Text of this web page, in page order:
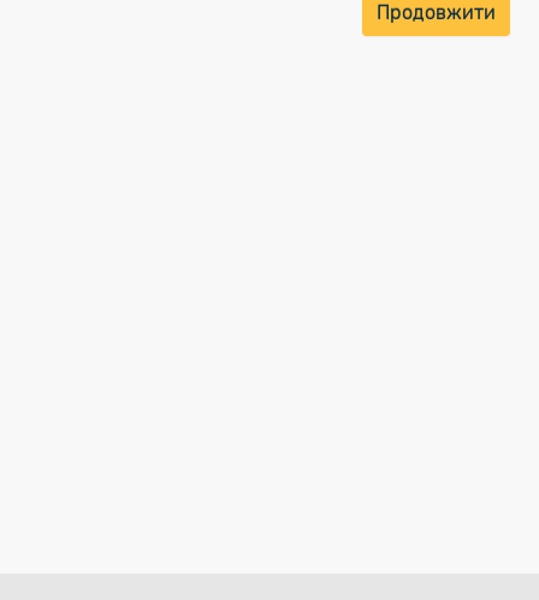
Продовжити